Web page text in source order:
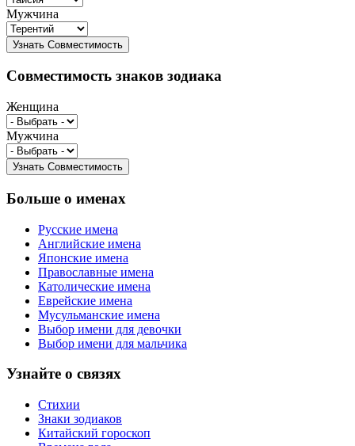
Мужчина
Совместимость знаков зодиака
Женщина
Мужчина
Больше о именах
Русские имена
Английские имена
Японские имена
Православные имена
Католические имена
Еврейские имена
Мусульманские имена
Выбор имени для девочки
Выбор имени для мальчика
Узнайте о связях
Стихии
Знаки зодиаков
Китайский гороскоп